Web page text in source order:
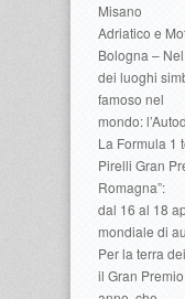
Misano
Adriatico e
Bologna –
dei luoghi
famoso nel
mondo:
La Formula 1
Pirelli Gran
Romagna”:
dal 16 al 18
mondiale di
Per la terra
il Gran